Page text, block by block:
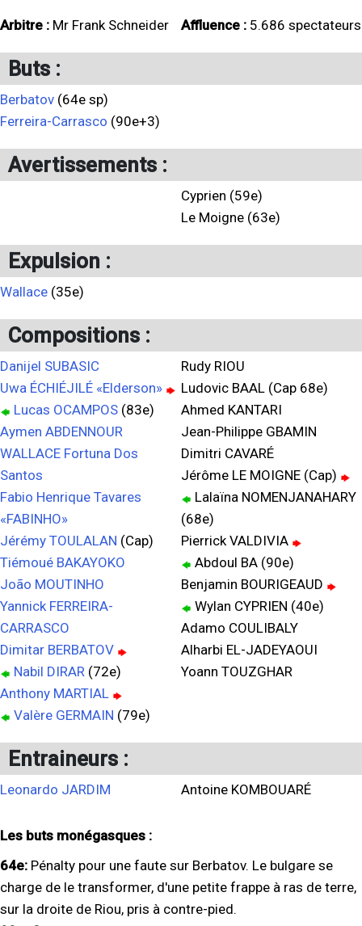
Arbitre : Mr Frank Schneider Affluence : 5.686 spectateurs
Buts :
Berbatov (64e sp)
Ferreira-Carrasco (90e+3)
Avertissements :
Cyprien (59e)
Le Moigne (63e)
Expulsion :
Wallace (35e)
Compositions :
Danijel SUBASIC
Uwa ÉCHIÉJILÉ «Elderson»
Lucas OCAMPOS (83e)
Aymen ABDENNOUR
WALLACE Fortuna Dos
Santos
Fabio Henrique Tavares
«FABINHO»
Jérémy TOULALAN (Cap)
Tiémoué BAKAYOKO
João MOUTINHO
Yannick FERREIRA-
CARRASCO
Dimitar BERBATOV
Nabil DIRAR (72e)
Anthony MARTIAL
Valère GERMAIN (79e)
Rudy RIOU
Ludovic BAAL (Cap 68e)
Ahmed KANTARI
Jean-Philippe GBAMIN
Dimitri CAVARÉ
Jérôme LE MOIGNE (Cap)
Lalaïna NOMENJANAHARY
(68e)
Pierrick VALDIVIA
Abdoul BA (90e)
Benjamin BOURIGEAUD
Wylan CYPRIEN (40e)
Adamo COULIBALY
Alharbi EL-JADEYAOUI
Yoann TOUZGHAR
Entraineurs :
Leonardo JARDIM Antoine KOMBOUARÉ
Les buts monégasques :
64e: Pénalty pour une faute sur Berbatov. Le bulgare se
charge de le transformer, d'une petite frappe à ras de terre,
sur la droite de Riou, pris à contre-pied.